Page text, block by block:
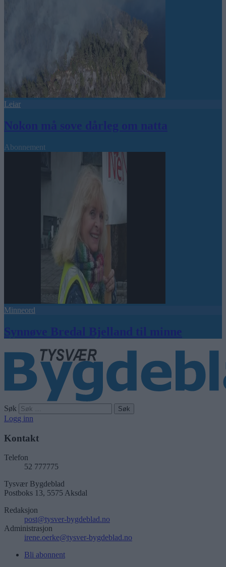
Leiar
Nokon må sove dårleg om natta
Abonnement
Minneord
Synnøve Bredal Bjelland til minne
Søk
Logg inn
Kontakt
Telefon
52 777775
Tysvær Bygdeblad
Postboks 13, 5575 Aksdal
Redaksjon
post@tysver-bygdeblad.no
Administrasjon
irene.oerke@tysver-bygdeblad.no
Bli abonnent